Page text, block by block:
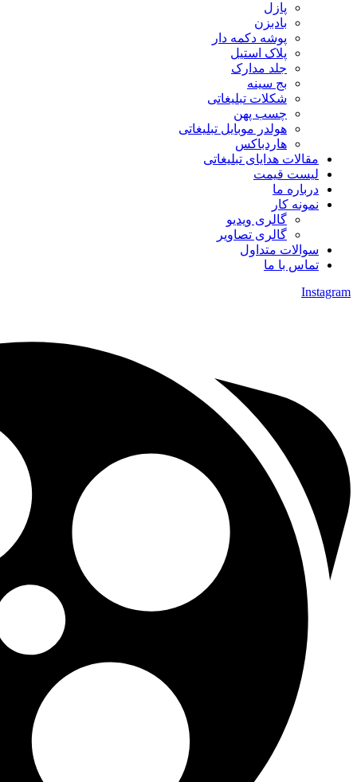
پازل
بادبزن
پوشه دکمه دار
پلاک استیل
جلد مدارک
بج سینه
شکلات تبلیغاتی
چسب پهن
هولدر موبایل تبلیغاتی
هاردباکس
مقالات هدایای تبلیغاتی
لیست قیمت
درباره ما
نمونه کار
گالری ویدیو
گالری تصاویر
سوالات متداول
تماس با ما
Instagram